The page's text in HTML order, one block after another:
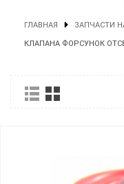
ГЛАВНАЯ ЗАПЧАСТИ
КЛАПАНА ФОРСУНОК